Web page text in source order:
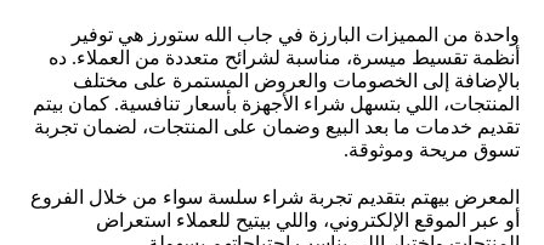
واحدة من المميزات البارزة في جاب الله ستورز هي توفير
أنظمة تقسيط ميسرة، مناسبة لشرائح متعددة من العملاء. ده
بالإضافة إلى الخصومات والعروض المستمرة على مختلف
المنتجات، اللي بتسهل شراء الأجهزة بأسعار تنافسية. كمان بيتم
تقديم خدمات ما بعد البيع وضمان على المنتجات، لضمان تجربة
تسوق مريحة وموثوقة.
المعرض بيهتم بتقديم تجربة شراء سلسة سواء من خلال الفروع
أو عبر الموقع الإلكتروني، واللي بيتيح للعملاء استعراض